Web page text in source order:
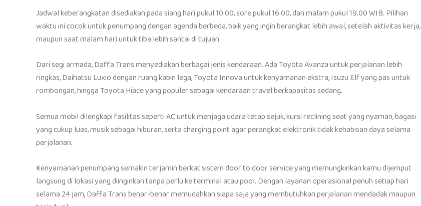
Jadwal keberangkatan disediakan pada siang hari pukul 10.00, sore pukul 16.00, dan malam pukul 19.00 WIB. Pilihan
waktu ini cocok untuk penumpang dengan agenda berbeda, baik yang ingin berangkat lebih awal, setelah aktivitas kerja,
maupun saat malam hari untuk tiba lebih santai di tujuan.
Dari segi armada, Daffa Trans menyediakan berbagai jenis kendaraan. Ada Toyota Avanza untuk perjalanan lebih
ringkas, Daihatsu Luxio dengan ruang kabin lega, Toyota Innova untuk kenyamanan ekstra, Isuzu Elf yang pas untuk
rombongan, hingga Toyota Hiace yang populer sebagai kendaraan travel berkapasitas sedang.
Semua mobil dilengkapi fasilitas seperti AC untuk menjaga udara tetap sejuk, kursi reclining seat yang nyaman, bagasi
yang cukup luas, musik sebagai hiburan, serta charging point agar perangkat elektronik tidak kehabisan daya selama
perjalanan.
Kenyamanan penumpang semakin terjamin berkat sistem door to door service yang memungkinkan kamu dijemput
langsung di lokasi yang diinginkan tanpa perlu ke terminal atau pool. Dengan layanan operasional penuh setiap hari
selama 24 jam, Daffa Trans benar-benar memudahkan siapa saja yang membutuhkan perjalanan mendadak maupun